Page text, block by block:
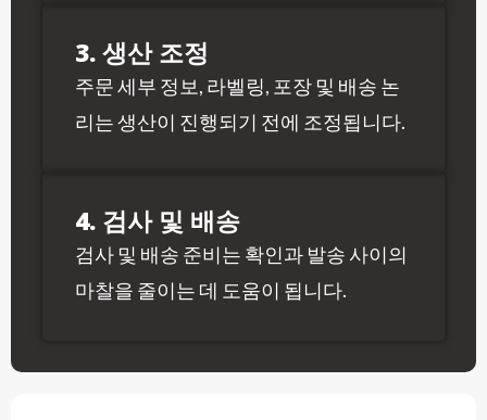
3. 생산 조정
주문 세부 정보, 라벨링, 포장 및 배송 논
리는 생산이 진행되기 전에 조정됩니다.
4. 검사 및 배송
검사 및 배송 준비는 확인과 발송 사이의
마찰을 줄이는 데 도움이 됩니다.